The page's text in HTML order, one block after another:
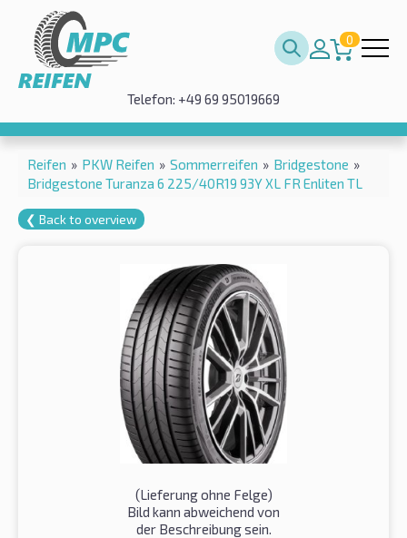
0
Telefon: +49 69 95019669
Reifen » PKW Reifen » Sommerreifen » Bridgestone »
Bridgestone Turanza 6 225/40R19 93Y XL FR Enliten TL
❮ Back to overview
(Lieferung ohne Felge)
Bild kann abweichend von
der Beschreibung sein.